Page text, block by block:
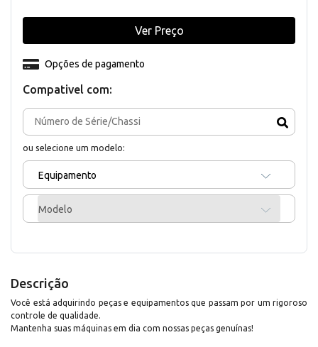
Compativel com:
ou selecione um modelo:
Equipamento
Modelo
Opções de pagamento
Ver Preço
Descrição
Você está adquirindo peças e equipamentos que passam por um rigoroso
controle de qualidade.
Mantenha suas máquinas em dia com nossas peças genuínas!